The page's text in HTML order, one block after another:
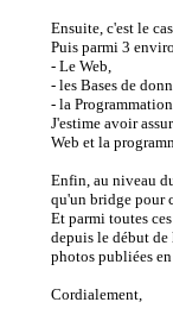
Ensuite, c'est le
Puis parmi 3
- Le Web,
- les Bases de
- la
J'estime avoir
Web et la
Enfin, au niveau
qu'un bridge pour
Et parmi toutes
depuis le début
photos publiées
Cordialement,